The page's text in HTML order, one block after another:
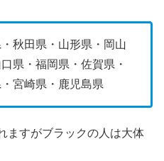
秋田県・山形県・岡山
県・福岡県・佐賀県・
宮崎県・鹿児島県
ますがブラックの人は大体